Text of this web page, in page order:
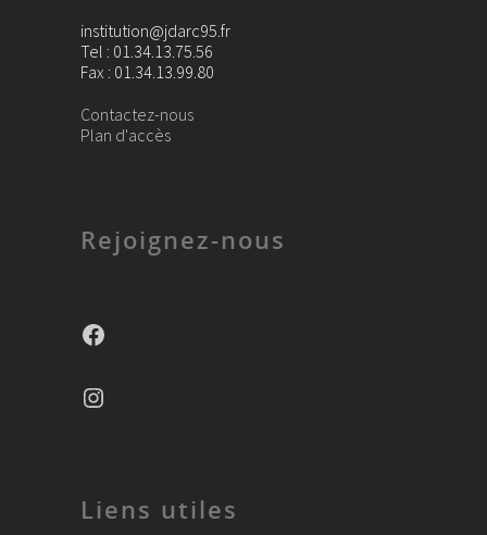
institution@jdarc95.fr
Tel : 01.34.13.75.56
Fax : 01.34.13.99.80
Contactez-nous
Plan d'accès
Rejoignez-nous
Liens utiles